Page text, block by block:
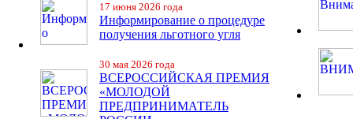
17 июня 2026 года
Информирование о процедуре
получения льготного угля
30 мая 2026 года
ВСЕРОССИЙСКАЯ ПРЕМИЯ
«МОЛОДОЙ
ПРЕДПРИНИМАТЕЛЬ